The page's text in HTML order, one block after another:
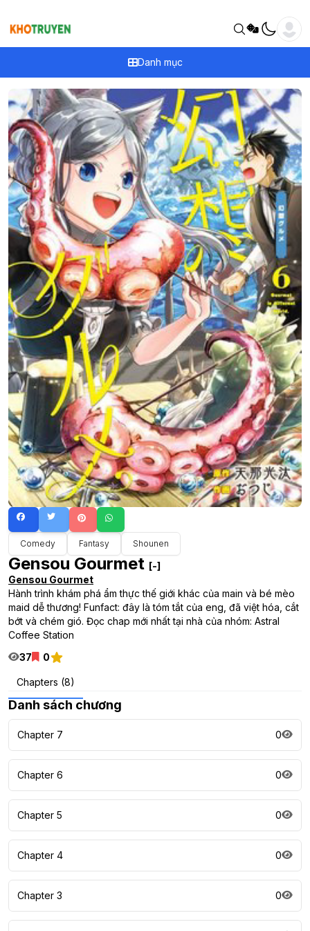
Danh mục
Comedy Fantasy Shounen
Gensou Gourmet [-]
Gensou Gourmet
Hành trình khám phá ẩm thực thế giới khác của main và bé mèo
maid dễ thương! Funfact: đây là tóm tắt của eng, đã việt hóa, cắt
bớt và chém gió. Đọc chap mới nhất tại nhà của nhóm: Astral
Coffee Station
37
0
Chapters (8)
Danh sách chương
Chapter 7 0
Chapter 6 0
Chapter 5 0
Chapter 4 0
Chapter 3 0